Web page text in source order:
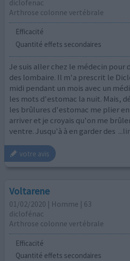
diclofenac
Arthrose colonne vertébrale
Efficacité
Quantité effets secondaires
Je suis aller chez le médecin pour
des lombaire. Il m'a prescrit le
midi pendant un mois avec un
les mots d'estomac la nuit. Mais,
les brûlures d'estomac me plier
arriver et je croyais qu'on me
ventre. Jusqu'à à en garder des
votre avis
Voltarene
01/02/2020 | Homme | 63
diclofénac
Arthrose colonne vertébrale
Efficacité
Quantité effets secondaires